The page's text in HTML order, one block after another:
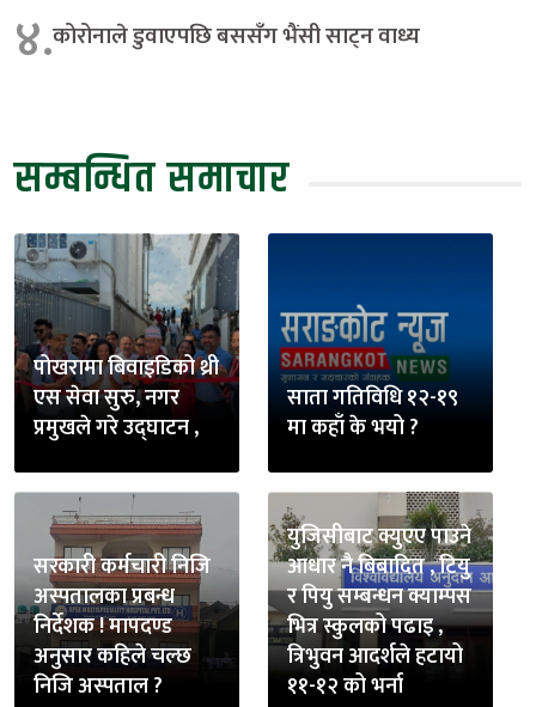
४.कोरोनाले डुवाएपछि बससँग भैंसी साट्न वाध्य
सम्बन्धित समाचार
पोखरामा बिवाइडिको थ्री
एस सेवा सुरु, नगर
प्रमुखले गरे उद्घाटन ,
साता गतिविधि १२-१९
मा कहाँ के भयो ?
सरकारी कर्मचारी निजि
अस्पतालका प्रबन्ध
निर्देशक ! मापदण्ड
अनुसार कहिले चल्छ
निजि अस्पताल ?
युजिसीबाट क्युएए पाउने
आधार नै बिबादित , टियु
र पियु सम्बन्धन क्याम्पस
भित्र स्कुलको पढाइ ,
त्रिभुवन आदर्शले हटायो
११-१२ को भर्ना